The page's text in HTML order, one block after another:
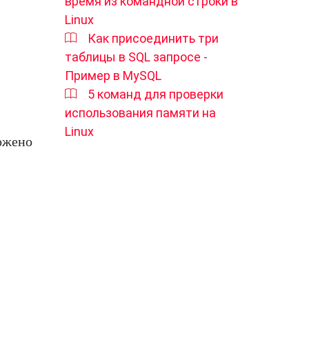
Linux
Как присоединить три
таблицы в SQL запросе -
Пример в MySQL
5 команд для проверки
использования памяти на
Linux